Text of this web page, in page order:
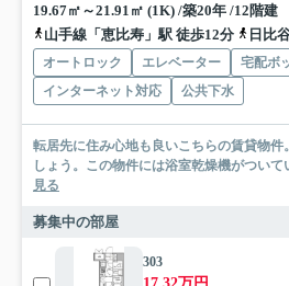
19.67㎡～21.91㎡ (1K) /築20年 /12階建
山手線「恵比寿」駅 徒歩12分
日比
オートロック エレベーター
宅配ボ
インターネット対応
公共下水
転居先に住み心地も良いこちらの賃貸物件
しょう。この物件には浴室乾燥機がつい
見る
募集中の部屋
303